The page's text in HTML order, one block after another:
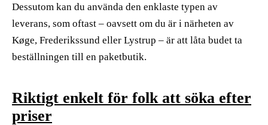
Dessutom kan du använda den enklaste typen av
leverans, som oftast – oavsett om du är i närheten av
Køge, Frederikssund eller Lystrup – är att låta budet ta
beställningen till en paketbutik.
Riktigt enkelt för folk att söka efter
priser